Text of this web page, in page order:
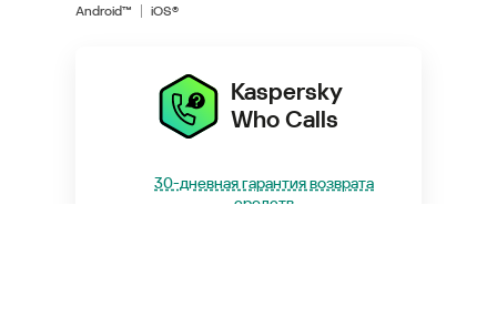
Android™ iOS®
Kaspersky
Who Calls
30-дневная гарантия возврата
средств